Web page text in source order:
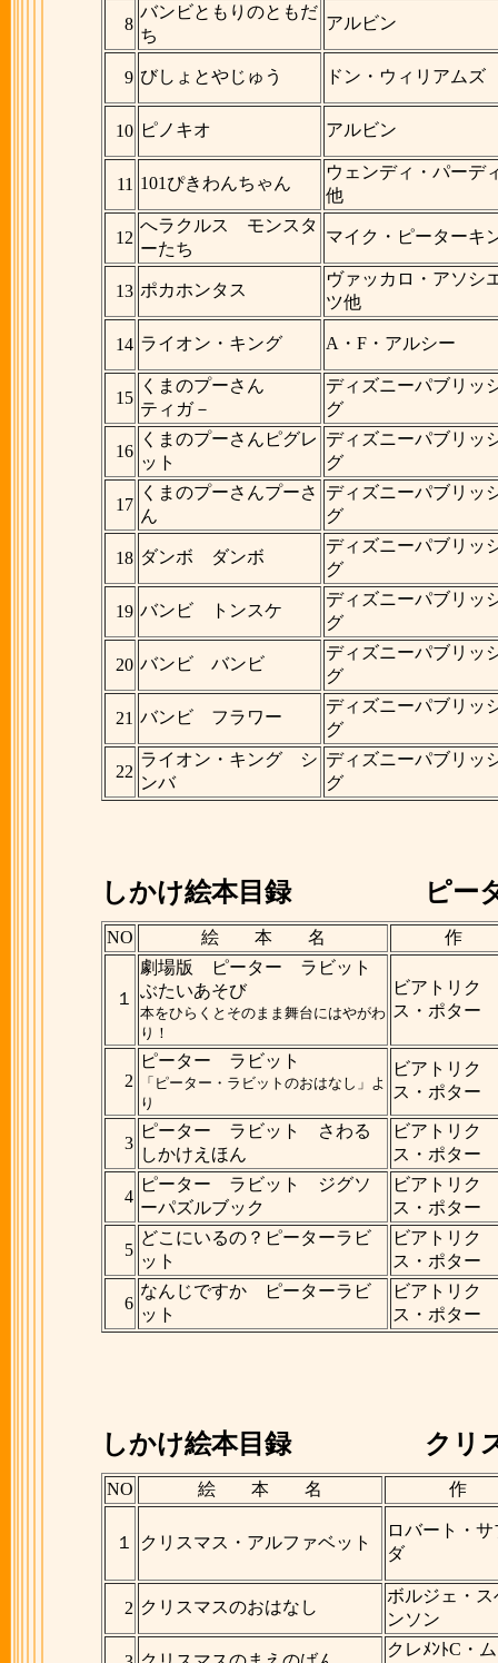
8
バンビともりのともだ
ち
アルビン
9 びしょとやじゅう ドン・ウィリアムズ
10 ピノキオ アルビン
11 101ぴきわんちゃん
ウェンディ・パーデ
他
12
へラクルス モンスタ
ーたち
マイク・ピーターキ
13 ポカホンタス
ヴァッカロ・アソシ
ツ他
14 ライオン・キング A・F・アルシー
15
くまのプーさん
ティガ－
ディズニーパブリッ
グ
16
くまのプーさんピグレ
ット
ディズニーパブリッ
グ
17
くまのプーさんプーさ
ん
ディズニーパブリッ
グ
18 ダンボ ダンボ
ディズニーパブリッ
グ
19 バンビ トンスケ
ディズニーパブリッ
グ
20 バンビ バンビ
ディズニーパブリッ
グ
21 バンビ フラワー
ディズニーパブリッ
グ
22
ライオン・キング シ
ンバ
ディズニーパブリッ
グ
しかけ絵本目録ピーター
NO 絵 本 名 作
１
劇場版 ピーター ラビット
ぶたいあそび
本をひらくとそのまま舞台にはやがわ
り！
ビアトリク
ス・ポター
2
ピーター ラビット
「ピーター・ラビットのおはなし」よ
り
ビアトリク
ス・ポター
3
ピーター ラビット さわる
しかけえほん
ビアトリク
ス・ポター
4
ピーター ラビット ジグソ
ーパズルブック
ビアトリク
ス・ポター
5
どこにいるの？ピーターラビ
ット
ビアトリク
ス・ポター
6
なんじですか ピーターラビ
ット
ビアトリク
ス・ポター
しかけ絵本目録クリス
NO 絵 本 名 作
１ クリスマス・アルファベット
ロバート・サ
ダ
2 クリスマスのおはなし
ボルジェ・ス
ンソン
クレﾒﾝﾄC・